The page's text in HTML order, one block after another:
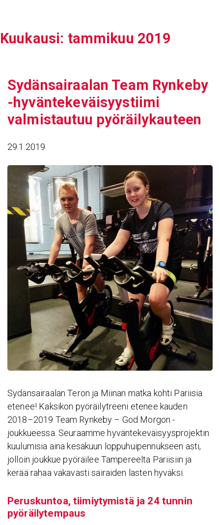
Kuukausi: tammikuu 2019
Sydän­sai­raalan Team Rynkeby
-hyvän­te­ke­väi­syys­tiimi
valmis­tautuu pyöräi­ly­kau­teen
29.1.2019
Sydänsairaalan Teron ja Miinan matka kohti Pariisia
etenee! Kaksikon pyöräilytreeni etenee kauden
2018–2019 Team Rynkeby – God Morgon -
joukkueessa. Seuraamme hyväntekeväisyysprojektin
kuulumisia aina kesäkuun loppuhuipennukseen asti,
jolloin joukkue pyöräilee Tampereelta Pariisiin ja
kerää rahaa vakavasti sairaiden lasten hyväksi.
Perus­kuntoa, tiimiy­ty­mistä ja 24 tunnin
pyöräi­ly­tem­paus